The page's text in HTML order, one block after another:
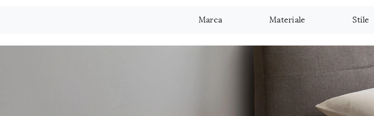
Marca Materiale Stile